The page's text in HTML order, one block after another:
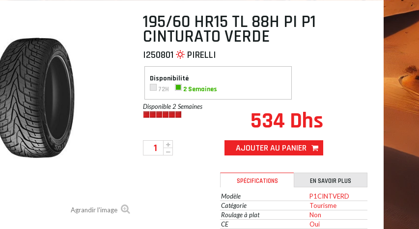
Agrandir l'image
195/60 HR15 TL 88H PI P1
CINTURATO VERDE
I250801 PIRELLI
Disponibilité
72H
2 Semaines
Disponible 2 Semaines
534 Dhs
AJOUTER AU PANIER
SPÉCIFICATIONS
EN SAVOIR PLUS
Modèle
P1CINTVERD
Catégorie
Tourisme
Roulage à plat
Non
CE
Oui